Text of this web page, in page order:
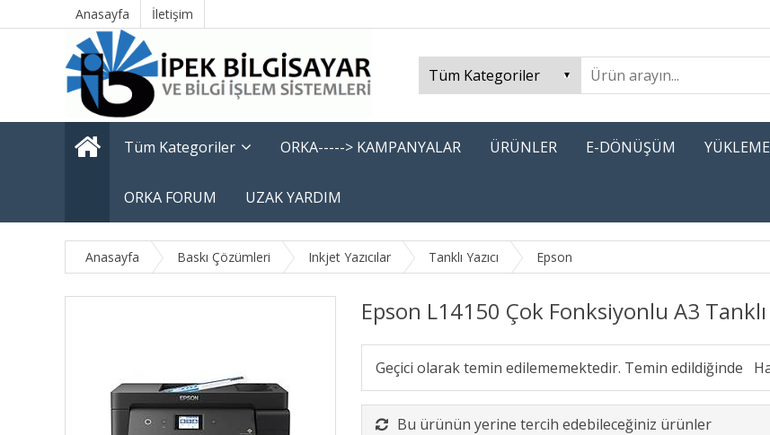
Anasayfa İletişim
Tüm Kategoriler ORKA-----> KAMPANYALAR ÜRÜNLER E-DÖNÜŞÜM YÜKLEME
ORKA FORUM UZAK YARDIM
Anasayfa Baskı Çözümleri Inkjet Yazıcılar Tanklı Yazıcı Epson
Epson L14150 Çok Fonksiyonlu A3 Tanklı
Geçici olarak temin edilememektedir. Temin edildiğinde
Bu ürünün yerine tercih edebileceğiniz ürünler